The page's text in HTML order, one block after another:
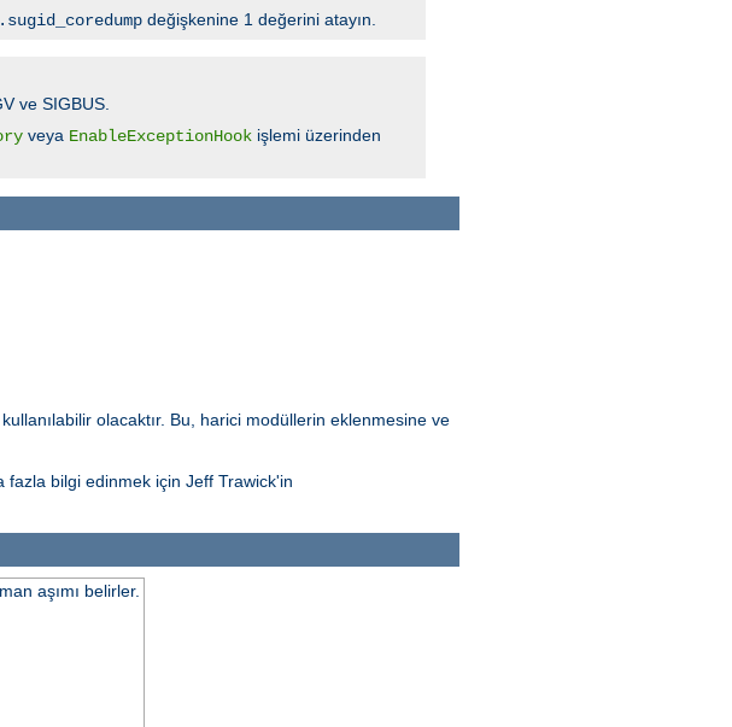
değişkenine 1 değerini atayın.
ve SIGBUS.
veya EnableExceptionHook işlemi üzerinden
kullanılabilir olacaktır. Bu, harici modüllerin eklenmesine ve
fazla bilgi edinmek için Jeff Trawick'in
aşımı belirler.